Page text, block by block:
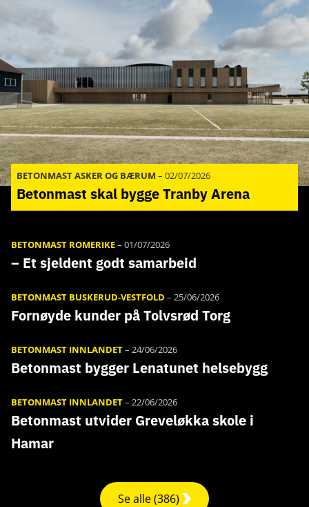
BETONMAST ASKER OG BÆRUM – 02/07/2026
Betonmast skal bygge Tranby Arena
BETONMAST ROMERIKE– 01/07/2026
– Et sjeldent godt samarbeid
BETONMAST BUSKERUD-VESTFOLD – 25/06/2026
Fornøyde kunder på Tolvsrød Torg
BETONMAST INNLANDET– 24/06/2026
Betonmast bygger Lenatunet helsebygg
BETONMAST INNLANDET– 22/06/2026
Betonmast utvider Greveløkka skole i
Hamar
Se alle (386)